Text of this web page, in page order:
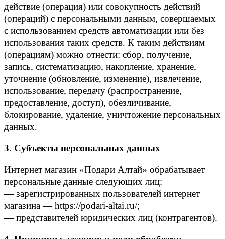
действие (операция) или совокупность действий
(операций) с персональными данным, совершаемых
с использованием средств автоматизации или без
использования таких средств. К таким действиям
(операциям) можно отнести: сбор, получение,
запись, систематизацию, накопление, хранение,
уточнение (обновление, изменение), извлечение,
использование, передачу (распространение,
предоставление, доступ), обезличивание,
блокирование, удаление, уничтожение персональных
данных.
3. Субъекты персональных данных
Интернет магазин «Подари Алтай» обрабатывает
персональные данные следующих лиц:
— зарегистрированных пользователей интернет
магазина — https://podari-altai.ru/;
— представителей юридических лиц (контрагентов).